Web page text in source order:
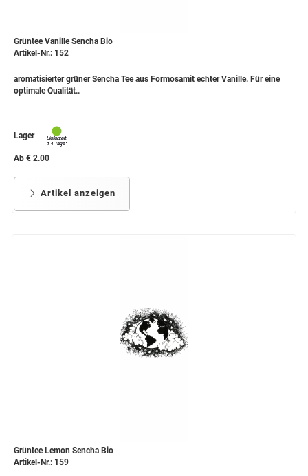
Grüntee Vanille Sencha Bio
Artikel-Nr.: 152
aromatisierter grüner Sencha Tee aus Formosamit echter Vanille. Für eine
optimale Qualität..
Lager
Ab € 2.00
Artikel anzeigen
Grüntee Lemon Sencha Bio
Artikel-Nr.: 159